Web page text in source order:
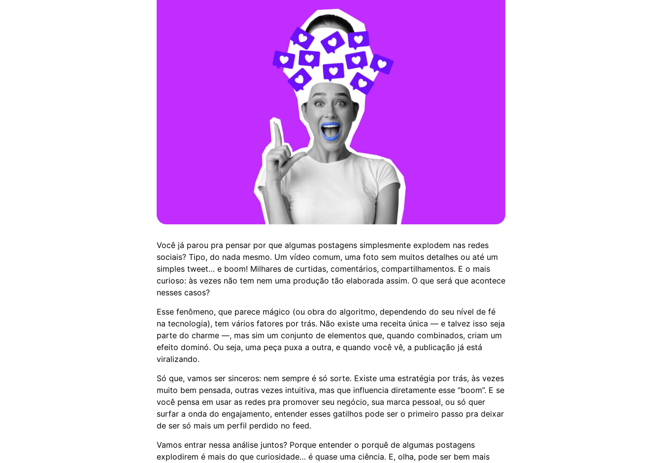
Você já parou pra pensar por que algumas postagens simplesmente explodem nas redes
sociais? Tipo, do nada mesmo. Um vídeo comum, uma foto sem muitos detalhes ou até um
simples tweet… e boom! Milhares de curtidas, comentários, compartilhamentos. E o mais
curioso: às vezes não tem nem uma produção tão elaborada assim. O que será que acontece
nesses casos?
Esse fenômeno, que parece mágico (ou obra do algoritmo, dependendo do seu nível de fé
na tecnologia), tem vários fatores por trás. Não existe uma receita única — e talvez isso seja
parte do charme —, mas sim um conjunto de elementos que, quando combinados, criam um
efeito dominó. Ou seja, uma peça puxa a outra, e quando você vê, a publicação já está
viralizando.
Só que, vamos ser sinceros: nem sempre é só sorte. Existe uma estratégia por trás, às vezes
muito bem pensada, outras vezes intuitiva, mas que influencia diretamente esse “boom”. E se
você pensa em usar as redes pra promover seu negócio, sua marca pessoal, ou só quer
surfar a onda do engajamento, entender esses gatilhos pode ser o primeiro passo pra deixar
de ser só mais um perfil perdido no feed.
Vamos entrar nessa análise juntos? Porque entender o porquê de algumas postagens
explodirem é mais do que curiosidade… é quase uma ciência. E, olha, pode ser bem mais